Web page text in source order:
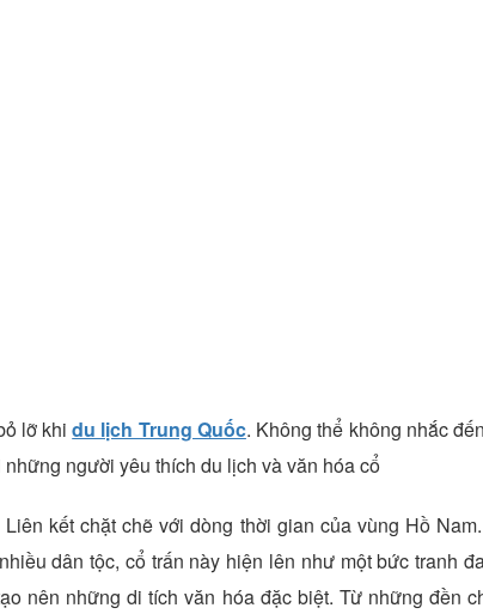
lỡ khidu lịch Trung Quốc. Không thể không nhắc
người yêu thích du lịch và văn hóa cổ
kết chặt chẽ với dòng thời gian của vùng Hồ
dân tộc, cổ trấn này hiện lên như một bức tranh
nên những di tích văn hóa đặc biệt. Từ những đền